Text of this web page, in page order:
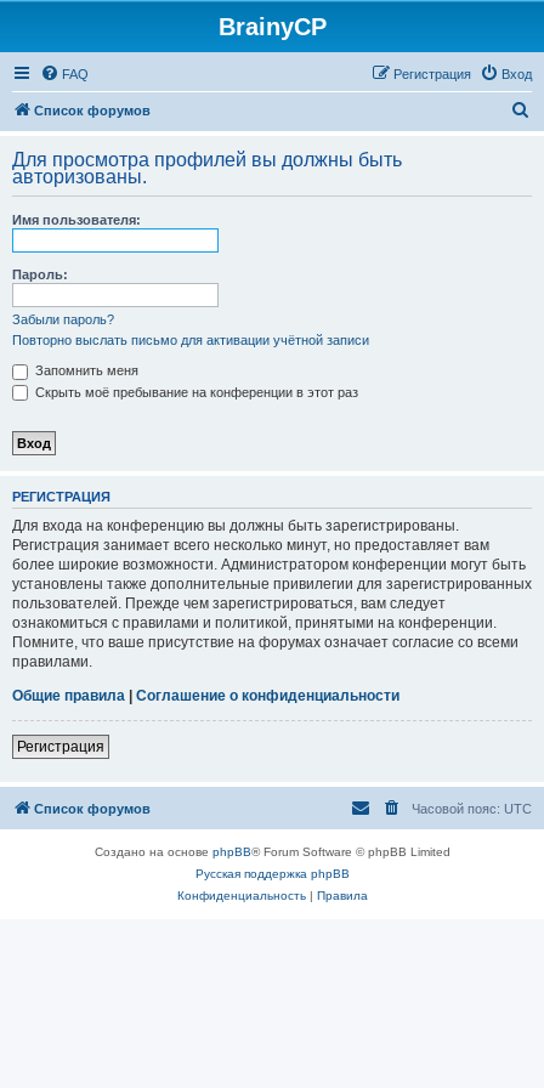
BrainyCP
FAQ Вход
Регистрация
Список форумов
с
Для просмотра профилей вы должны быть
авторизованы.
Имя пользователя:
Пароль:
Забыли пароль?
Повторно выслать письмо для активации учётной записи
Запомнить меня
Скрыть моё пребывание на конференции в этот раз
РЕГИСТРАЦИЯ
Для входа на конференцию вы должны быть зарегистрированы.
Регистрация занимает всего несколько минут, но предоставляет вам
более широкие возможности. Администратором конференции могут быть
установлены также дополнительные привилегии для зарегистрированных
пользователей. Прежде чем зарегистрироваться, вам следует
ознакомиться с правилами и политикой, принятыми на конференции.
Помните, что ваше присутствие на форумах означает согласие со всеми
правилами.
Общие правила | Соглашение о конфиденциальности
Регистрация
Список форумов Часовой пояс: UTC
Создано на основе phpBB® Forum Software © phpBB Limited
Русская поддержка phpBB
Конфиденциальность| Правила